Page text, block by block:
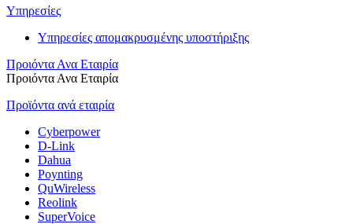
Υπηρεσίες
Υπηρεσίες απομακρυσμένης υποστήριξης
Προιόντα Ανα Εταιρία
Προιόντα Ανα Εταιρία
Προϊόντα ανά εταιρία
Cyberpower
D-Link
Dahua
Poynting
QuWireless
Reolink
SuperVoice